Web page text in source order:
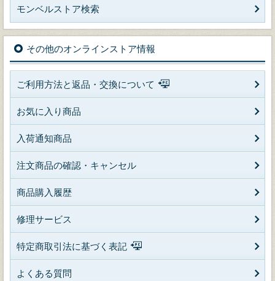
モンベルストア検索
その他のオンラインストア情報
ご利用方法と返品・交換について
お気に入り商品
入荷通知商品
注文商品の確認・キャンセル
商品購入履歴
修理サービス
特定商取引法に基づく表記
よくある質問